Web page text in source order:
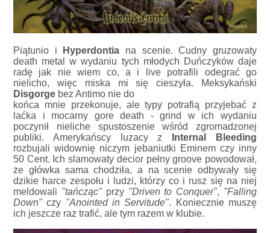
Piątunio i Hyperdontia na scenie. Cudny gruzowaty
death metal w wydaniu tych młodych Duńczyków daje
radę jak nie wiem co, a i live potrafili odegrać go
nielicho, więc miska mi się cieszyła. Meksykański
Disgorge bez Antimo nie do
końca mnie przekonuje, ale typy potrafią przyjebać z
laćka i mocarny gore death - grind w ich wydaniu
poczynił nieliche spustoszenie wśród zgromadzonej
publiki. Amerykańscy luzacy z
Internal Bleeding
rozbujali widownię niczym jebaniutki Eminem czy inny
50 Cent. Ich slamowaty decior pełny groove powodował,
że główka sama chodziła, a na scenie odbywały się
dzikie harce zespołu i ludzi, którzy co i rusz się na niej
meldowali "tańcząc" przy "Driven to Conquer", "Falling
Down"czy "Anointed in Servitude". Koniecznie muszę
ich jeszcze raz trafić, ale tym razem w klubie.